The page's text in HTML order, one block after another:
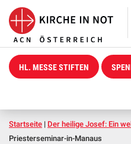
HL. MESSE STIFTEN
Startseite | Der heilige Josef: Ein
Priesterseminar-in-Manaus